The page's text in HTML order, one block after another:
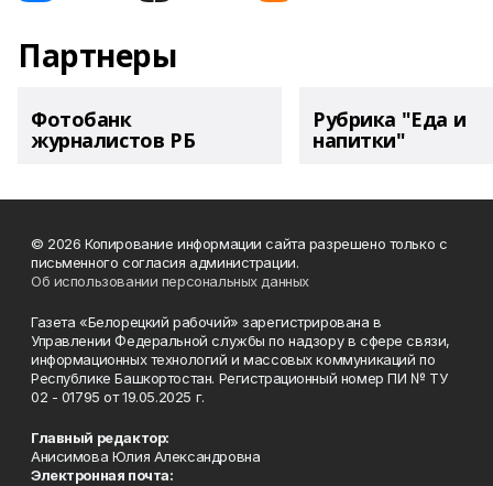
Партнеры
Фотобанк
журналистов РБ
Рубрика "Еда и
напитки"
© 2026 Копирование информации сайта разрешено только с
письменного согласия администрации.
Об использовании персональных данных
Газета «Белорецкий рабочий» зарегистрирована в
Управлении Федеральной службы по надзору в сфере связи,
информационных технологий и массовых коммуникаций по
Республике Башкортостан. Регистрационный номер ПИ № ТУ
02 - 01795 от 19.05.2025 г.
Главный редактор:
Анисимова Юлия Александровна
Электронная почта: